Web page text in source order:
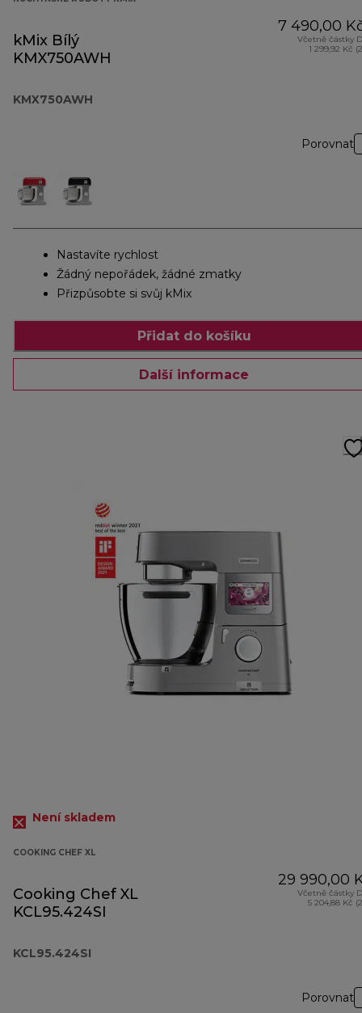
kMix Bílý
KMX750AWH
KMX750AWH
7 490,00
Včetně částky
1 299,92 Kč
Porovnat
Nastavíte rychlost
Žádný nepořádek, žádné zmatky
Přizpůsobte si svůj kMix
Přidat do košíku
Další informace
Není skladem
COOKING CHEF XL
Cooking Chef XL
KCL95.424SI
KCL95.424SI
29 990,00
Včetně částky
5 204,88 Kč
Porovnat